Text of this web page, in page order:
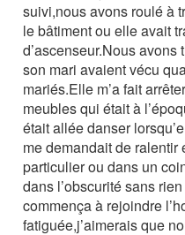
suivi,nous avons roulé à
le bâtiment ou elle avait
d’ascenseur.Nous
son mari avaient vécu
mariés.Elle m’a fait
meubles qui était à
était allée danser
me demandait de ralentir
particulier ou dans un
dans l’obscurité sans
commença à rejoindre
fatiguée,j’aimerais que